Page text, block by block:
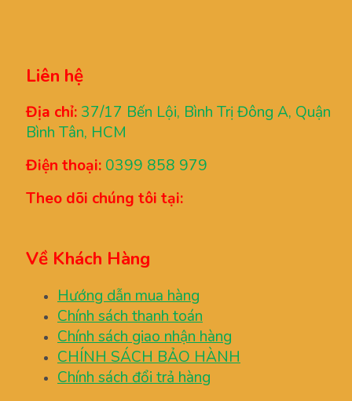
Liên hệ
Địa chỉ: 37/17 Bến Lội, Bình Trị Đông A, Quận
Bình Tân, HCM
Điện thoại: 0399 858 979
Theo dõi chúng tôi tại:
Về Khách Hàng
Hướng dẫn mua hàng
Chính sách thanh toán
Chính sách giao nhận hàng
CHÍNH SÁCH BẢO HÀNH
Chính sách đổi trả hàng